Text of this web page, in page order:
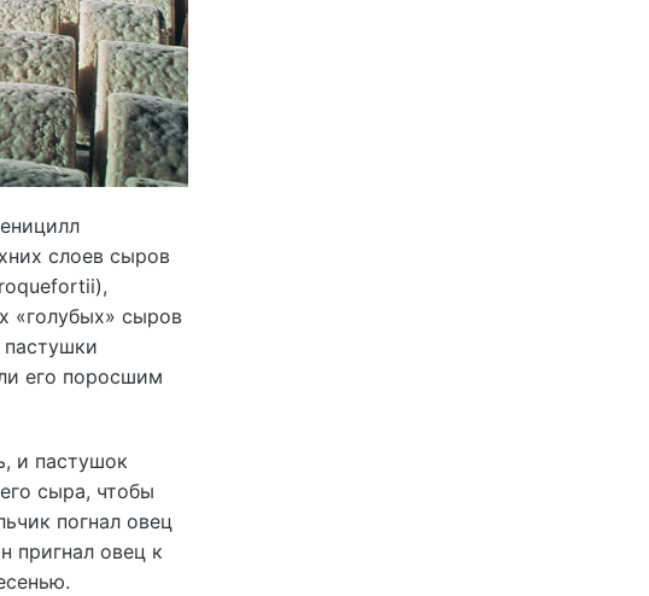
слоев сыров
«голубых» сыров
его поросшим
и пастушок
сыра, чтобы
погнал овец
пригнал овец к